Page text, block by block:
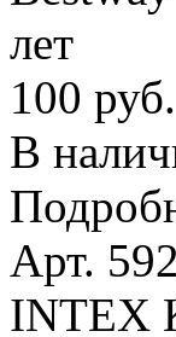
лет
100 руб.
В
Арт.
INTEX